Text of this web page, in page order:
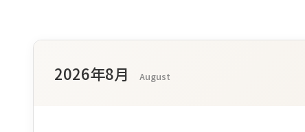
2026年8月 August